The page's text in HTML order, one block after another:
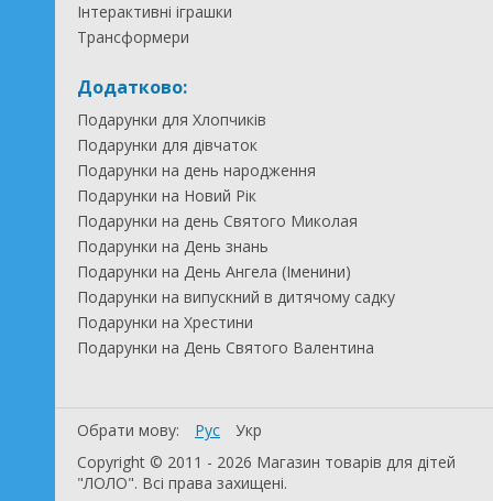
Інтерактивні іграшки
Трансформери
Додатково:
Подарунки для Хлопчиків
Подарунки для дівчаток
Подарунки на день народження
Подарунки на Новий Рік
Подарунки на день Святого Миколая
Подарунки на День знань
Подарунки на День Ангела (Іменини)
Подарунки на випускний в дитячому садку
Подарунки на Хрестини
Подарунки на День Святого Валентина
Обрати мову: Рус
Укр
Copyright © 2011 - 2026 Магазин товарів для дітей
"ЛОЛО". Всі права захищені.